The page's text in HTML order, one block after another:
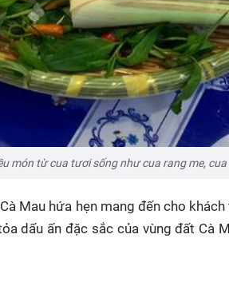
món từ cua tươi sống như cua rang me,
Mau hứa hẹn mang đến cho
dấu ấn đặc sắc của vùng đất Cà